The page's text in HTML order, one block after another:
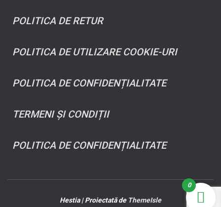
POLITICA DE RETUR
POLITICA DE UTILIZARE COOKIE-URI
POLITICA DE CONFIDENȚIALITATE
TERMENI ȘI CONDIȚII
POLITICA DE CONFIDENȚIALITATE
Hestia | Proiectată de ThemeIsle
0